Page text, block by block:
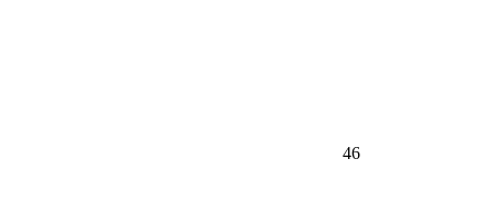
46